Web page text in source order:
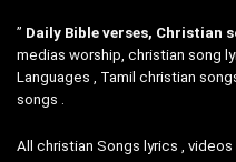
” Daily Bible verses, Christian
medias worship, christian song
Languages , Tamil christian
songs .
All christian Songs lyrics ,